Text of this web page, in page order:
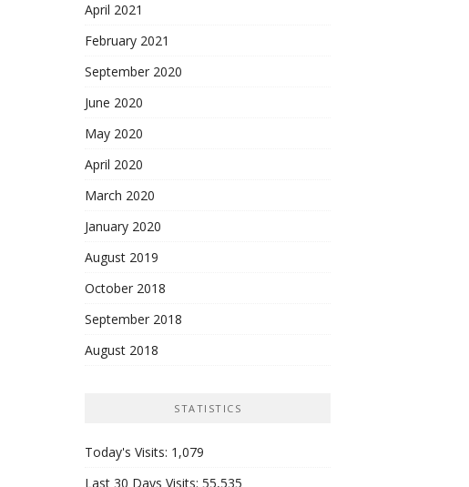
April 2021
February 2021
September 2020
June 2020
May 2020
April 2020
March 2020
January 2020
August 2019
October 2018
September 2018
August 2018
STATISTICS
Today's Visits: 1,079
Last 30 Days Visits: 55,535